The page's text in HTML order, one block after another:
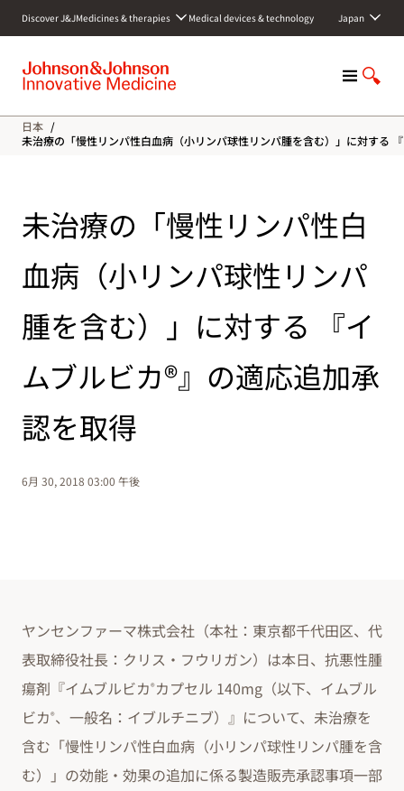
c
Discover J&JMedicines & therapies Medical devices & technology Japan
M
n
u
S
o
w
日本 /
未治療の「慢性リンパ性白血病（小リンパ球性リンパ腫を含む）」に対する
未治療の「慢性リンパ性白
血病（小リンパ球性リンパ
腫を含む）」に対する 『イ
ムブルビカ®』の適応追加承
認を取得
6月 30, 2018 03:00 午後
ヤンセンファーマ株式会社（本社：東京都千代田区、代
表取締役社長：クリス・フウリガン）は本日、抗悪性腫
瘍剤『イムブルビカ®カプセル 140mg（以下、イムブル
ビカ®、一般名：イブルチニブ）』について、未治療を
含む「慢性リンパ性白血病（小リンパ球性リンパ腫を含
む）」の効能・効果の追加に係る製造販売承認事項一部